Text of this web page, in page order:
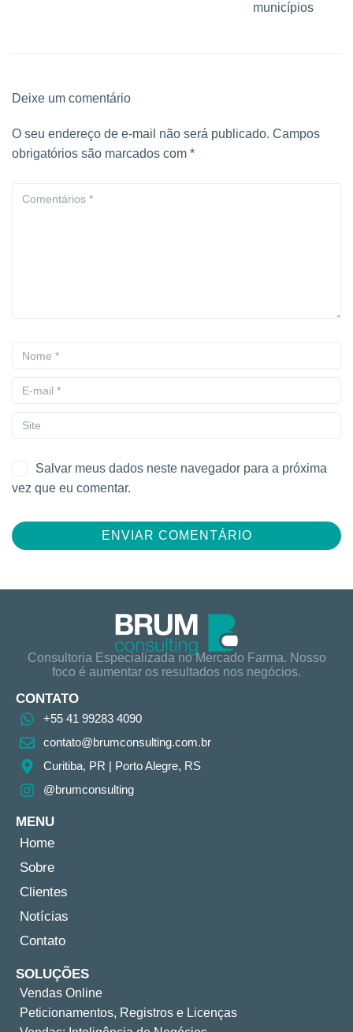
municípios
Deixe um comentário
O seu endereço de e-mail não será publicado. Campos
obrigatórios são marcados com *
Salvar meus dados neste navegador para a próxima
vez que eu comentar.
Consultoria Especializada no Mercado Farma. Nosso
foco é aumentar os resultados nos negócios.
CONTATO
+55 41 99283 4090
contato@brumconsulting.com.br​
Curitiba, PR​ | Porto Alegre, RS
@brumconsulting
MENU
Home
Sobre
Clientes
Notícias
Contato
SOLUÇÕES
Vendas Online
Peticionamentos, Registros e Licenças